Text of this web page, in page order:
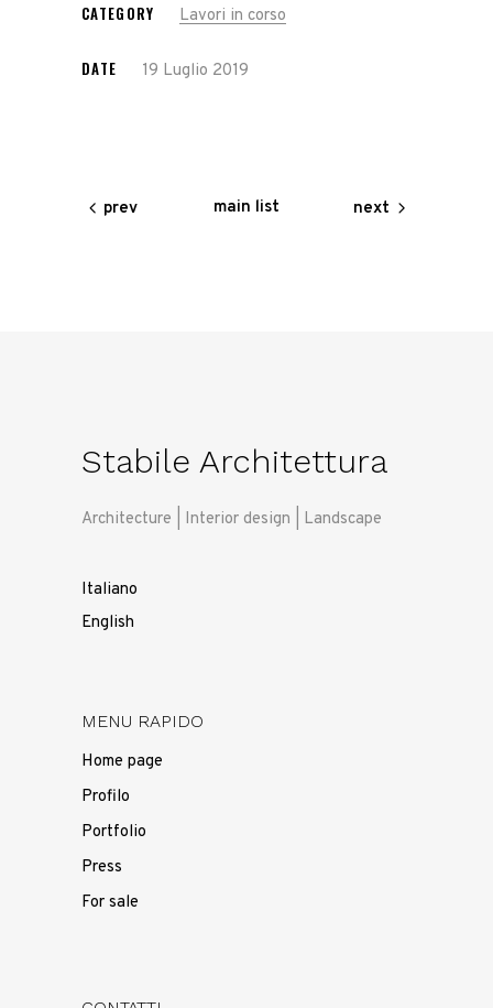
CATEGORY Lavori in corso
DATE 19 Luglio 2019
prev main list next
Stabile Architettura
Architecture | Interior design | Landscape
Italiano
English
MENU RAPIDO
Home page
Profilo
Portfolio
Press
For sale